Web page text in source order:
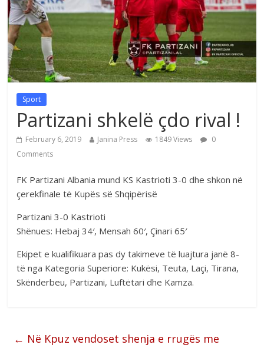
Sport
Partizani shkelë çdo rival !
February 6, 2019 Janina Press 1849 Views
0
Comments
FK Partizani Albania mund KS Kastrioti 3-0 dhe shkon në
çerekfinale të Kupës së Shqipërisë
Partizani 3-0 Kastrioti
Shënues: Hebaj 34′, Mensah 60′, Çinari 65′
Ekipet e kualifikuara pas dy takimeve të luajtura janë 8-
të nga Kategoria Superiore: Kukësi, Teuta, Laçi, Tirana,
Skënderbeu, Partizani, Luftëtari dhe Kamza.
← Në Kpuz vendoset shenja e rrugës me